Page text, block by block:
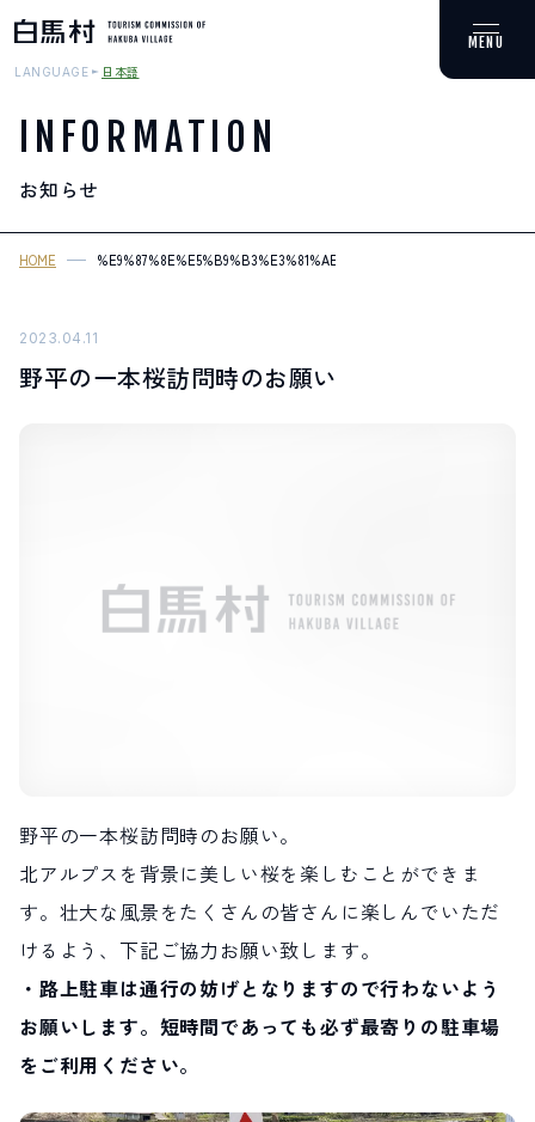
MOUNTAIN & TREKKING
登山・トレッキング
スキー場
LIVE CAMERA
ライブカメラ
RECOMMENDATION
おすすめ情報
SEASONS SHIONOMICHI
塩の道
FURUSATO TAX
ふるさと納税
白馬村までのアクセス
白馬村内の交通情報
プライバシーポリシー
利用規約
LANGUAGE 日本語
INFORMATION
お知らせ
HOME
2023.04.11
野平の一本桜訪問時のお願い
野平の一本桜訪問時のお願い。
北アルプスを背景に美しい桜を楽しむことができま
す。壮大な風景をたくさんの皆さんに楽しんでいただ
けるよう、下記ご協力お願い致します。
・路上駐車は通行の妨げとなりますので行わないよう
お願いします。短時間であっても必ず最寄りの駐車場
をご利用ください。